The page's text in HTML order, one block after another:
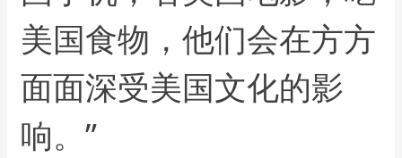
美国食物，他们会在方方
面面深受美国文化的影
响。”